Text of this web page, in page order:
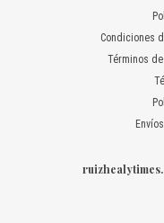
Condiciones
Términos